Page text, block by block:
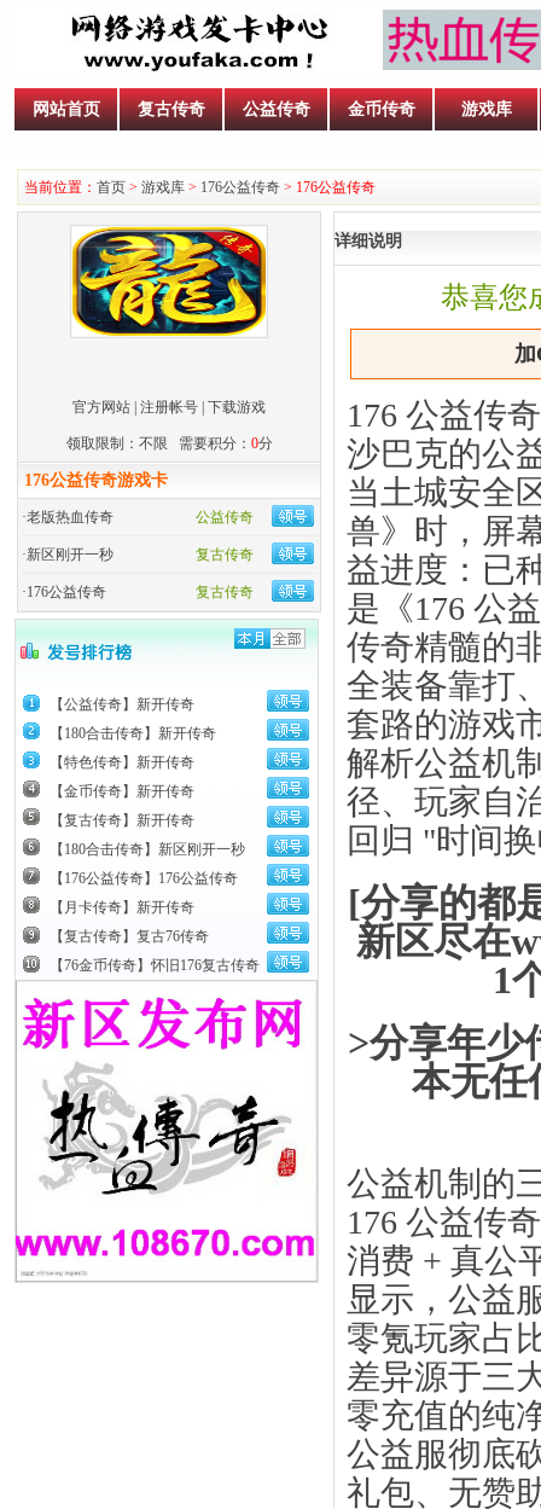
网站首页 复古传奇 公益传奇 金币传奇 游戏库
当前位置： 首页 > 游戏库 > 176公益传奇 > 176公益传奇
官方网站 注册帐号 下载游戏
领取限制：不限 需要积分： 0分
176公益传奇游戏卡
公益传奇
·老版热血传奇
复古传奇
·新区刚开一秒
复古传奇
·176公益传奇
【公益传奇】新开传奇
【180合击传奇】新开传奇
【特色传奇】新开传奇
【金币传奇】新开传奇
【复古传奇】新开传奇
【180合击传奇】新区刚开一秒
【176公益传奇】176公益传奇
【月卡传奇】新开传奇
【复古传奇】复古76传奇
【76金币传奇】怀旧176复古传奇
详细说明
恭喜您
加
176 公益传
沙巴克的公
当土城安全
兽》时，屏
益进度：已
是《176 公
传奇精髓的
全装备靠打
套路的游戏
解析公益机
径、玩家自
回归 "时间
[分享的都
新区尽在
1
>分享年少
本无任
公益机制的
176 公益传
消费 + 真公
显示，公益
零氪玩家占
差异源于三
零充值的纯
公益服彻底
礼包、无赞